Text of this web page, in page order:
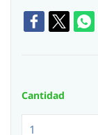
Cantidad